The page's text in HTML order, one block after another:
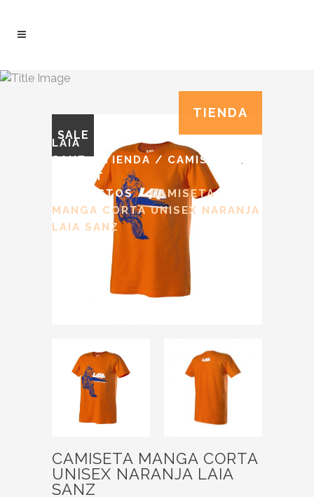
TIENDA
LAIA
SANZ/ TIENDA / CAMISETAS ,
OUTLET ,
PRODUCTOS/CAMISETA
MANGA CORTA UNISEX NARANJA
LAIA SANZ
SALE
CAMISETA MANGA CORTA
UNISEX NARANJA LAIA
SANZ